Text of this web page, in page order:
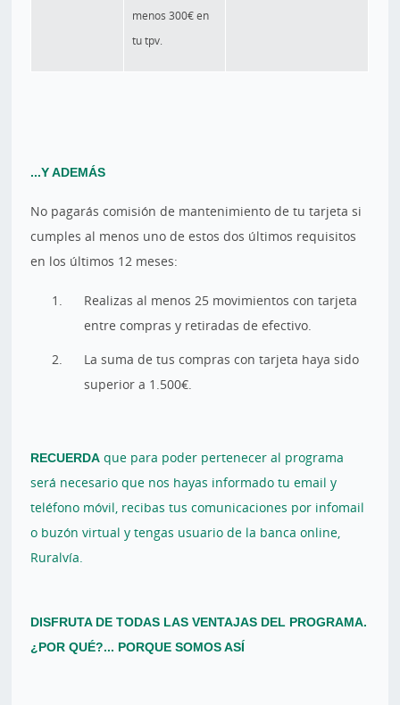
menos 300€ en
tu tpv.
...Y ADEMÁS
No pagarás comisión de mantenimiento de tu tarjeta si
cumples al menos uno de estos dos últimos requisitos
en los últimos 12 meses:
Realizas al menos 25 movimientos con tarjeta
entre compras y retiradas de efectivo.
La suma de tus compras con tarjeta haya sido
superior a 1.500€.
RECUERDA que para poder pertenecer al programa
será necesario que nos hayas informado tu email y
teléfono móvil, recibas tus comunicaciones por infomail
o buzón virtual y tengas usuario de la banca online,
Ruralvía.
DISFRUTA DE TODAS LAS VENTAJAS DEL PROGRAMA.
¿POR QUÉ?... PORQUE SOMOS ASÍ